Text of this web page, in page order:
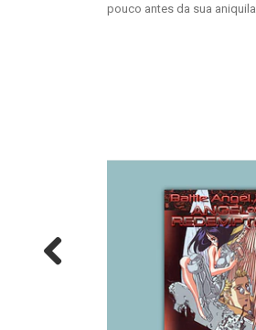
pouco antes da sua